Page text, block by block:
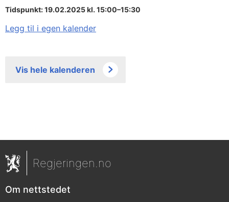
Tidspunkt: 19.02.2025 kl. 15:00–15:30
Legg til i egen kalender
Vis hele kalenderen
Regjeringen.no
Om nettstedet